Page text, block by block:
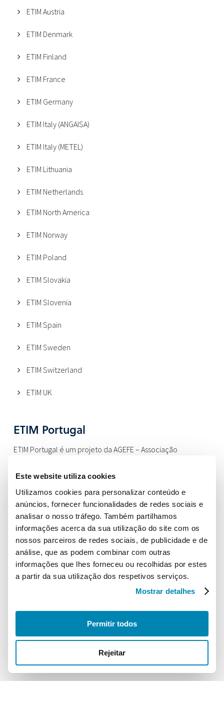
Este website utiliza cookies
Utilizamos cookies para personalizar conteúdo e
anúncios, fornecer funcionalidades de redes sociais e
analisar o nosso tráfego. Também partilhamos
informações acerca da sua utilização do site com os
nossos parceiros de redes sociais, de publicidade e de
análise, que as podem combinar com outras
informações que lhes forneceu ou recolhidas por estes
a partir da sua utilização dos respetivos serviços.
Mostrar detalhes
Permitir todos
Rejeitar
ETIM Austria
ETIM Denmark
ETIM Finland
ETIM France
ETIM Germany
ETIM Italy (ANGAISA)
ETIM Italy (METEL)
ETIM Lithuania
ETIM Netherlands
ETIM North America
ETIM Norway
ETIM Poland
ETIM Slovakia
ETIM Slovenia
ETIM Spain
ETIM Sweden
ETIM Switzerland
ETIM UK
ETIM Portugal
ETIM Portugal é um projeto da AGEFE – Associação
desenvolvimento das atividades por si representadas no
nosso país.
Localização
AGEFE – Associação Portuguesa da Indústria Eletrodigital
Campo Grande, 28, 10C
1700-093 Lisboa
Contactos
Email:info@etimportugal.pt
© 2026 ETIM Portugal. Todos os direitos reservados